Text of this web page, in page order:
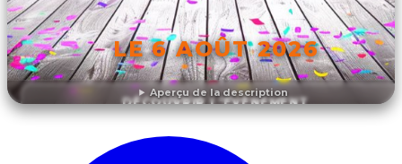
Aperçu de la description
LE 6 AOÛT 2026
DÉCOUVRIR L'ÉVÉNEMENT